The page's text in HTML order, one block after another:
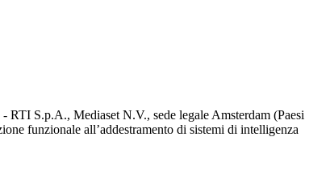
S.p.A., Mediaset N.V., sede legale Amsterdam (Paesi
funzionale all’addestramento di sistemi di intelligenza